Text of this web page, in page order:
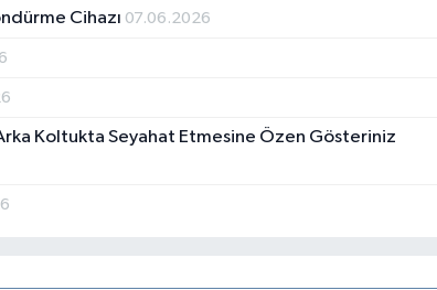
Cihazı 07.06.2026
Arka Koltukta Seyahat Etmesine Özen Gösteriniz